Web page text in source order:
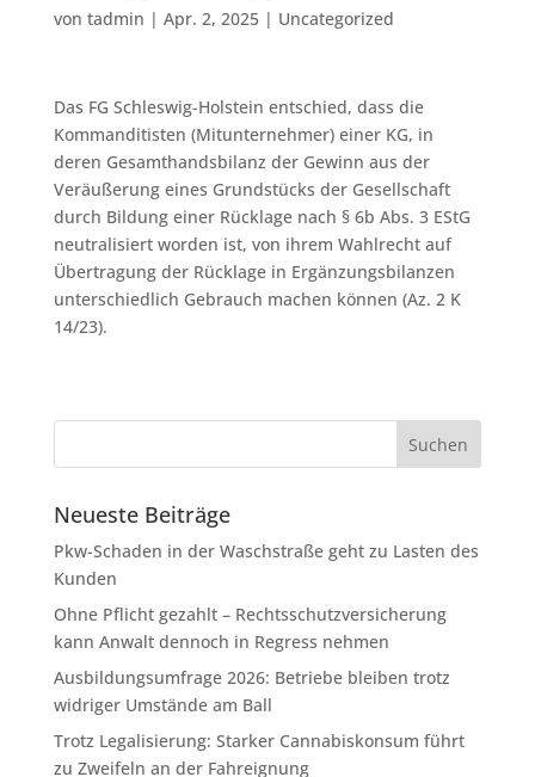
von tadmin | Apr. 2, 2025| Uncategorized
Das FG Schleswig-Holstein entschied, dass die
Kommanditisten (Mitunternehmer) einer KG, in
deren Gesamthandsbilanz der Gewinn aus der
Veräußerung eines Grundstücks der Gesellschaft
durch Bildung einer Rücklage nach § 6b Abs. 3 EStG
neutralisiert worden ist, von ihrem Wahlrecht auf
Übertragung der Rücklage in Ergänzungsbilanzen
unterschiedlich Gebrauch machen können (Az. 2 K
14/23).
Neueste Beiträge
Pkw-Schaden in der Waschstraße geht zu Lasten des
Kunden
Ohne Pflicht gezahlt – Rechtsschutzversicherung
kann Anwalt dennoch in Regress nehmen
Ausbildungsumfrage 2026: Betriebe bleiben trotz
widriger Umstände am Ball
Trotz Legalisierung: Starker Cannabiskonsum führt
zu Zweifeln an der Fahreignung